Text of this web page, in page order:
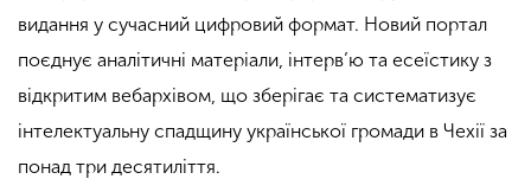
видання у сучасний цифровий формат. Новий портал
поєднує аналітичні матеріали, інтерв’ю та есеїстику з
відкритим вебархівом, що зберігає та систематизує
інтелектуальну спадщину української громади в Чехії за
понад три десятиліття.